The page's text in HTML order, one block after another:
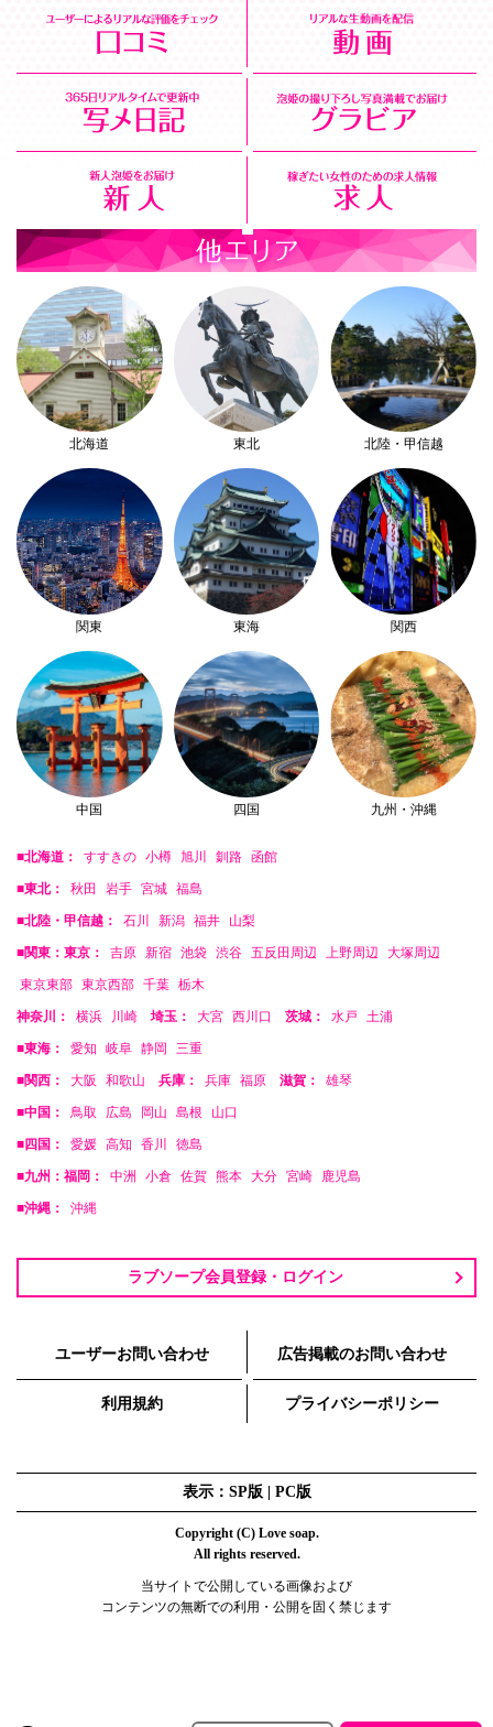
北海道 東北 北陸・甲信越
関東 東海 関西
中国 四国 九州・沖縄
■北海道： すすきの 小樽 旭川 釧路 函館
■東北： 秋田 岩手 宮城 福島
■北陸・甲信越： 石川 新潟 福井 山梨
■関東：東京： 吉原 新宿 池袋 渋谷 五反田周辺 上野周辺 大塚周辺
東京東部 東京西部 千葉 栃木
神奈川： 横浜 川崎 埼玉： 大宮 西川口 茨城： 水戸 土浦
■東海： 愛知 岐阜 静岡 三重
■関西： 大阪 和歌山 兵庫： 兵庫 福原 滋賀： 雄琴
■中国： 鳥取 広島 岡山 島根 山口
■四国： 愛媛 高知 香川 徳島
■九州：福岡： 中洲 小倉 佐賀 熊本 大分 宮崎 鹿児島
■沖縄： 沖縄
ラブソープ会員登録・ログイン
ユーザーお問い合わせ 広告掲載のお問い合わせ
利用規約 プライバシーポリシー
表示：SP版 | PC版
Copyright (C) Love soap.
All rights reserved.
当サイトで公開している画像および
コンテンツの無断での利用・公開を固く禁じます